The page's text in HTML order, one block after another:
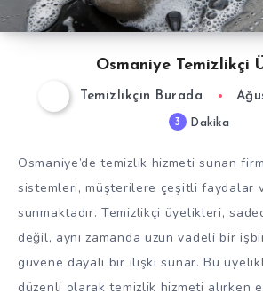
Osmaniye Temizlikçi
Temizlikçin Burada
3 Dakika
Osmaniye’de temizlik hizmeti sunan
sistemleri, müşterilere çeşitli faydalar
sunmaktadır. Temizlikçi üyelikleri,
değil, aynı zamanda uzun vadeli bir
güvene dayalı bir ilişki sunar. Bu
düzenli olarak temizlik hizmeti alırken